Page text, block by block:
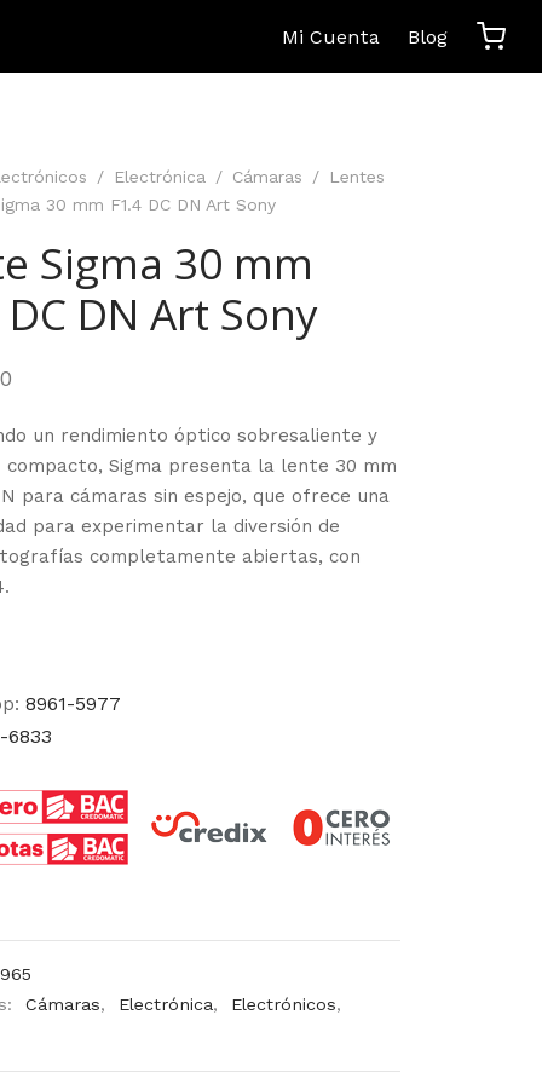
Mi Cuenta Blog
/ Electrónica / Cámaras /
Lentes
30 mm F1.4 DC DN Art Sony
Sigma 30 mm
DN Art Sony
un rendimiento óptico sobresaliente y
compacto, Sigma presenta la lente 30 mm
para cámaras sin espejo, que ofrece una
para experimentar la diversión de
completamente abiertas, con
8961-5977
6833
Cámaras, Electrónica, Electrónicos,